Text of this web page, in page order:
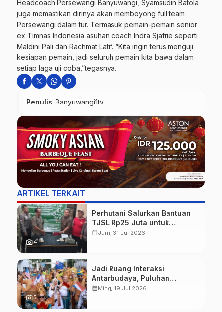
Headcoach Persewangi Banyuwangi, Syamsudin Batola
juga memastikan dirinya akan memboyong full team
Persewangi dalam tur. Termasuk pemain-pemain senior
ex Timnas Indonesia asuhan coach Indra Sjafrie seperti
Maldini Pali dan Rachmat Latif. “Kita ingin terus menguji
kesiapan pemain, jadi seluruh pemain kita bawa dalam
setiap laga uji coba,”tegasnya.
Penulis: Banyuwangi1tv
ARTIKEL TERKAIT
photo_camera4
Perhutani Salurkan Bantuan
TJSL Rp25 Juta untuk
Perbaikan Jalan Warga
calendar_monthJum, 31 Jul 2026
photo_camera5
Jadi Ruang Interaksi
Antarbudaya, Puluhan
Wisatawan Mancanegara
calendar_monthMing, 19 Jul 2026